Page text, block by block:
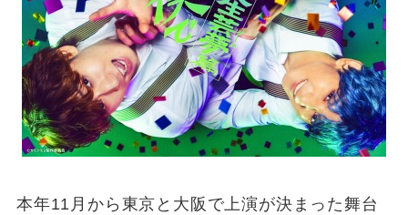
本年11月から東京と大阪で上演が決まった舞台